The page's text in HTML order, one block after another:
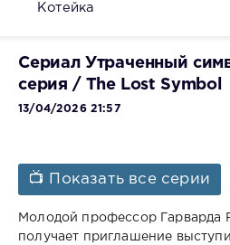
Котейка
Сериал Утраченный
серия / The Lost Symbol
13/04/2026 21:57
📺 Показать все серии
Молодой профессор Гарварда
получает приглашение